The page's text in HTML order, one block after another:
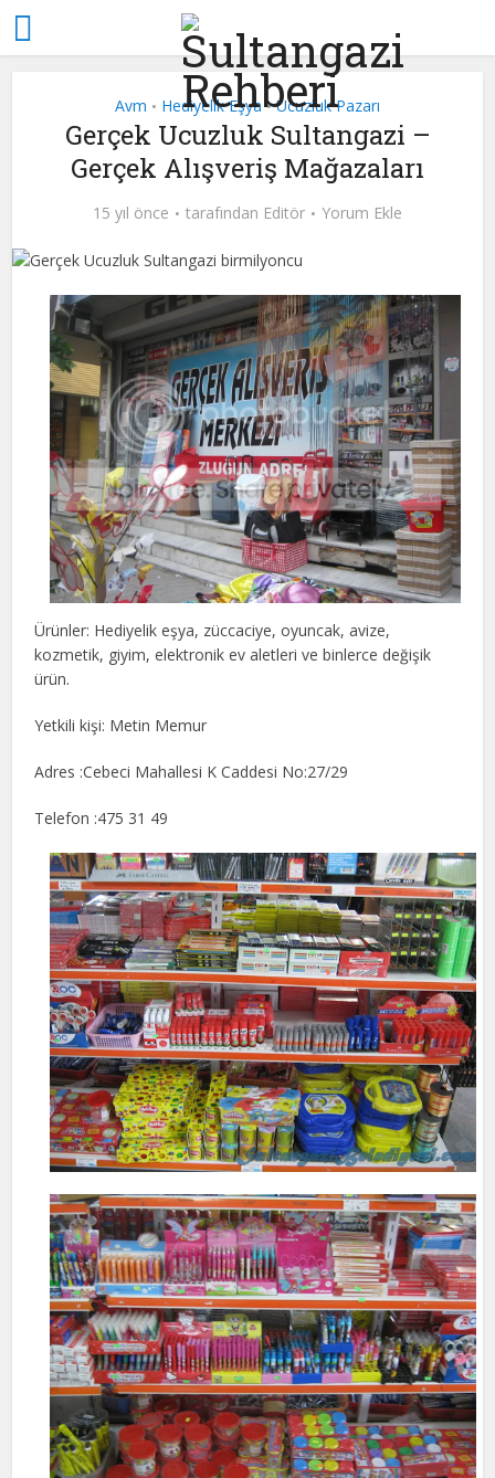
Avm • Hediyelik Eşya • Ucuzluk Pazarı
Gerçek Ucuzluk Sultangazi –
Gerçek Alışveriş Mağazaları
15 yıl önce tarafından Editör Yorum Ekle
Ürünler: Hediyelik eşya, züccaciye, oyuncak, avize,
kozmetik, giyim, elektronik ev aletleri ve binlerce değişik
ürün.
Yetkili kişi: Metin Memur
Adres :Cebeci Mahallesi K Caddesi No:27/29
Telefon :475 31 49